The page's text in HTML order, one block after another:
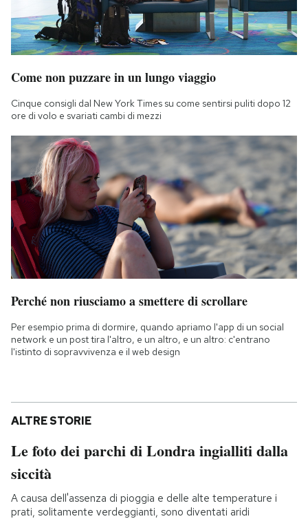
Come non puzzare in un lungo viaggio
Cinque consigli dal New York Times su come sentirsi puliti dopo 12
ore di volo e svariati cambi di mezzi
Perché non riusciamo a smettere di scrollare
Per esempio prima di dormire, quando apriamo l'app di un social
network e un post tira l'altro, e un altro, e un altro: c'entrano
l'istinto di sopravvivenza e il web design
ALTRE STORIE
Le foto dei parchi di Londra ingialliti dalla
siccità
A causa dell'assenza di pioggia e delle alte temperature i
prati, solitamente verdeggianti, sono diventati aridi